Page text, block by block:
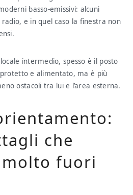
basso-emissivi: alcuni
e in quel caso la finestra non
intermedio, spesso è il posto
e alimentato, ma è più
ostacoli tra lui e l’area esterna.
che
fuori